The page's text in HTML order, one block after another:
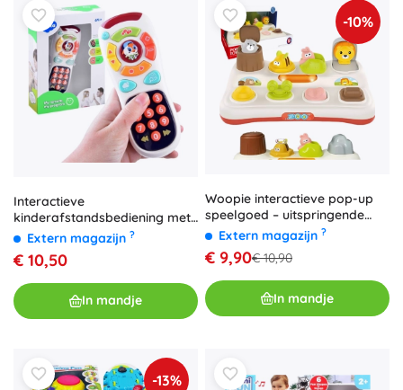
Interactieve
kinderafstandsbediening met
grote knoppen HOLA
Extern magazijn ?
€ 10,50
In mandje
-10%
Woopie interactieve pop-up
speelgoed – uitspringende
ZOO-diertjes
Extern magazijn ?
€ 9,90€ 10,90
In mandje
-13%